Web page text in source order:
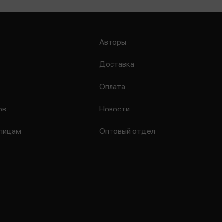
Авторы
Доставка
Оплата
Новости
Оптовый отдел